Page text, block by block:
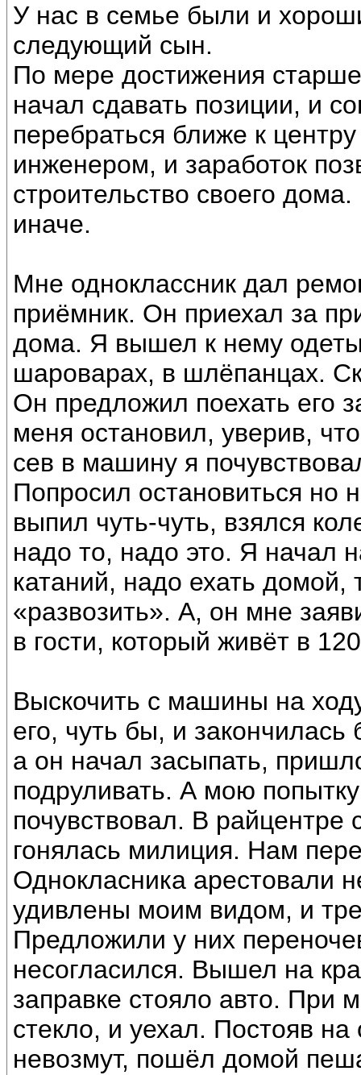
У нас в семье были и
следующий сын.
По мере достижения
начал сдавать позиции, и
перебраться ближе к
инженером, и заработок
строительство своего
иначе.
Мне одноклассник дал
приёмник. Он приехал за
дома. Я вышел к нему
шароварах, в шлёпанцах.
Он предложил поехать его
меня остановил, уверив,
сев в машину я
Попросил остановиться но
выпил чуть-чуть, взялся
надо то, надо это. Я начал
катаний, надо ехать домой,
«развозить». А, он мне
в гости, который живёт в
Выскочить с машины на
его, чуть бы, и
а он начал засыпать,
подруливать. А мою
почувствовал. В райцентре
гонялась милиция. Нам
Однокласника арестовали
удивлены моим видом, и
Предложили у них
несогласился. Вышел на
заправке стояло авто. При
стекло, и уехал. Постояв
невозмут, пошёл домой